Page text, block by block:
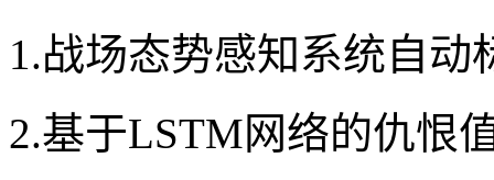
1.战场态势感知系统自动
2.基于LSTM网络的仇恨